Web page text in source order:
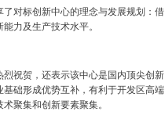
对标创新中心的理念与发展规划：借
力及生产技术水平。
祝贺，还表示该中心是国内顶尖创新
础形成优势互补，有利于开发区高端
聚集和创新要素聚集。